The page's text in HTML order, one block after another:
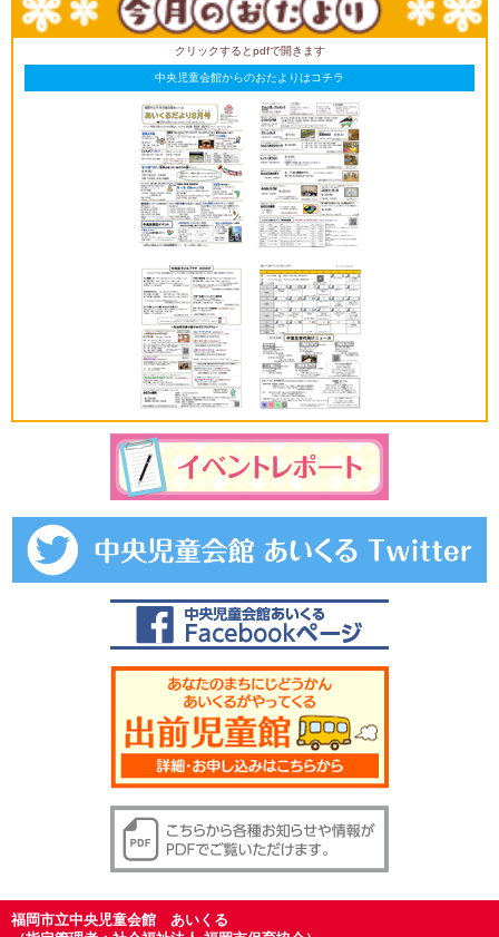
クリックするとpdfで開きます
中央児童会館からのおたよりはコチラ
福岡市立中央児童会館 あいくる